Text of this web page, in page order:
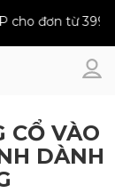
cho đơn từ
CỔ VÀO
DÀNH